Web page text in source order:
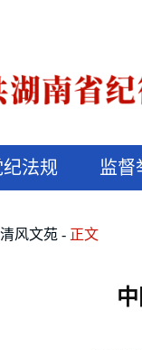
纪法规 监督
清风文苑 正文